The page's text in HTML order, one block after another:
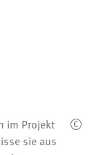
im Projekt
sie aus